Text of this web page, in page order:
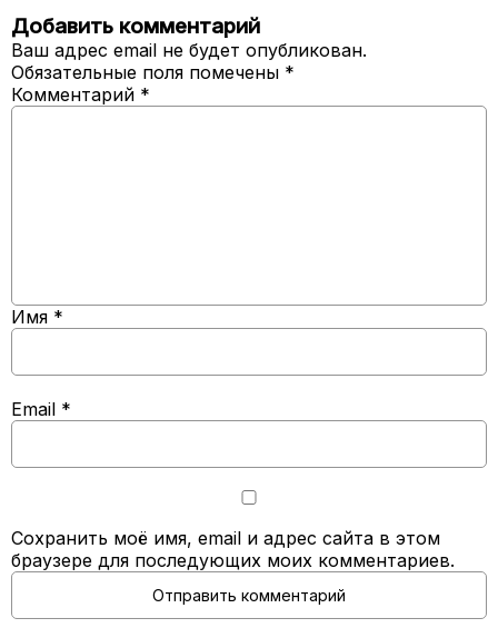
Добавить комментарий
Ваш адрес email не будет опубликован.
Обязательные поля помечены *
Комментарий *
Имя *
Email *
Сохранить моё имя, email и адрес сайта в этом
браузере для последующих моих комментариев.